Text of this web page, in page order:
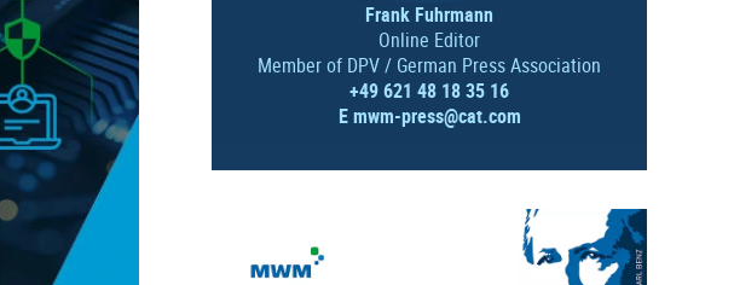
Frank Fuhrmann
Online Editor
Member of DPV / German Press Association
+49 621 48 18 35 16
Emwm-press@cat.com